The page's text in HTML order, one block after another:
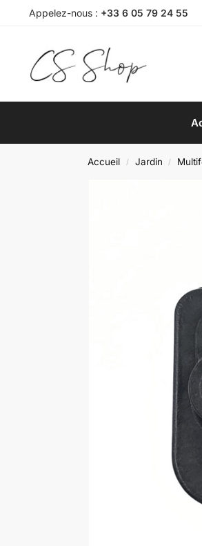
Appelez-nous : +33 6 05 79 24 55
Accueil / Jardin /